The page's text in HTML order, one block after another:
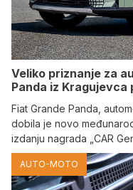
Veliko priznanje za
Panda iz Kragujevca
Fiat Grande Panda,
dobila je novo
izdanju nagrada „CAR
AUTO-MOTO